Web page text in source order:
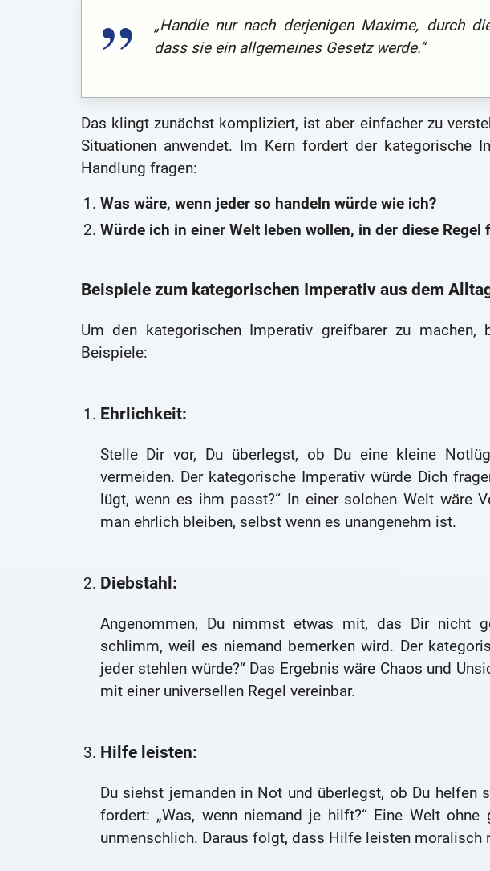
„Handle nur nach derjenigen Maxime, durch
dass sie ein allgemeines Gesetz werde.“
Das klingt zunächst kompliziert, ist aber einfacher zu
Situationen anwendet. Im Kern fordert der kategorische
Handlung fragen:
Was wäre, wenn jeder so handeln würde wie ich?
Würde ich in einer Welt leben wollen, in der diese Regel
Beispiele zum kategorischen Imperativ aus dem
Um den kategorischen Imperativ greifbarer zu machen,
Beispiele:
Ehrlichkeit:
Stelle Dir vor, Du überlegst, ob Du eine kleine
vermeiden. Der kategorische Imperativ würde Dich
lügt, wenn es ihm passt?“ In einer solchen Welt wäre
man ehrlich bleiben, selbst wenn es unangenehm ist.
Diebstahl:
Angenommen, Du nimmst etwas mit, das Dir nicht
schlimm, weil es niemand bemerken wird. Der
jeder stehlen würde?“ Das Ergebnis wäre Chaos und
mit einer universellen Regel vereinbar.
Hilfe leisten:
Du siehst jemanden in Not und überlegst, ob Du helfen
fordert: „Was, wenn niemand je hilft?“ Eine Welt ohne
unmenschlich. Daraus folgt, dass Hilfe leisten moralisch